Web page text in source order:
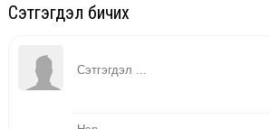
Сэтгэгдэл бичих